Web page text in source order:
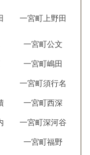
一宮町上野田
一宮町公文
一宮町嶋田
一宮町須行名
一宮町西深
一宮町深河谷
一宮町福野